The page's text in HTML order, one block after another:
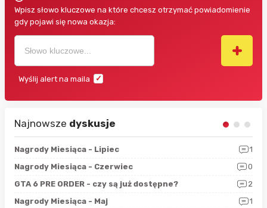
Wpisz słowo kluczowe na które chcesz otrzymać powiadomienie
gdy pojawi się nowa okazja:
Wyślij alert na maila
Najnowsze dyskusje
Nagrody Miesiąca - Lipiec
1
Nagrody Miesiąca - Czerwiec
0
GTA 6 PRE ORDER - czy są już dostępne?
2
Nagrody Miesiąca - Maj
1